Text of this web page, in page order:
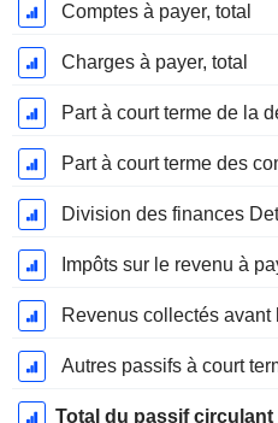
Comptes à payer, total
Charges à payer, total
Part à court terme de la
Part à court terme des
Division des finances
Impôts sur le revenu à
Autres passifs à court
Total du passif circulant